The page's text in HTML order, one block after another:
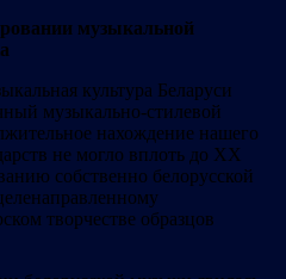
музыкальной
культура Беларуси
музыкально-стилевой
нахождение нашего
не могло вплоть до ХХ
собственно белорусской
творчестве образцов